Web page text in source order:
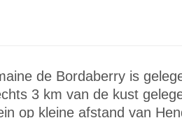
de Bordaberry is
3 km van de kust
op kleine afstand van